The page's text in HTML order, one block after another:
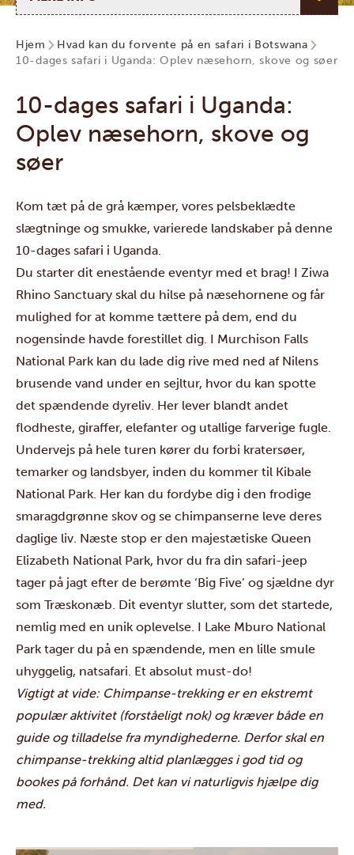
Hjem
Hvad kan du forvente på en safari i Botswana
10-dages safari i Uganda: Oplev næsehorn, skove og søer
10-dages safari i Uganda:
Oplev næsehorn, skove og
søer
Kom tæt på de grå kæmper, vores pelsbeklædte
slægtninge og smukke, varierede landskaber på denne
10-dages safari i Uganda.
Du starter dit enestående eventyr med et brag! I Ziwa
Rhino Sanctuary skal du hilse på næsehornene og får
mulighed for at komme tættere på dem, end du
nogensinde havde forestillet dig. I Murchison Falls
National Park kan du lade dig rive med ned af Nilens
brusende vand under en sejltur, hvor du kan spotte
det spændende dyreliv. Her lever blandt andet
flodheste, giraffer, elefanter og utallige farverige fugle.
Undervejs på hele turen kører du forbi kratersøer,
temarker og landsbyer, inden du kommer til Kibale
National Park. Her kan du fordybe dig i den frodige
smaragdgrønne skov og se chimpanserne leve deres
daglige liv. Næste stop er den majestætiske Queen
Elizabeth National Park, hvor du fra din safari-jeep
tager på jagt efter de berømte ‘Big Five’ og sjældne dyr
som Træskonæb. Dit eventyr slutter, som det startede,
nemlig med en unik oplevelse. I Lake Mburo National
Park tager du på en spændende, men en lille smule
uhyggelig, natsafari. Et absolut must-do!
Vigtigt at vide: Chimpanse-trekking er en ekstremt
populær aktivitet (forståeligt nok) og kræver både en
guide og tilladelse fra myndighederne. Derfor skal en
chimpanse-trekking altid planlægges i god tid og
bookes på forhånd. Det kan vi naturligvis hjælpe dig
med.